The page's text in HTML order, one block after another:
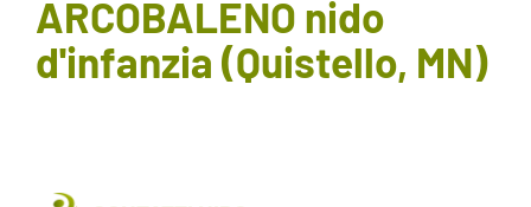
AREA SOCI
ARCOBALENO nido
d'infanzia (Quistello, MN)